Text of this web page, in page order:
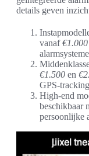
details geven
vanaf€1.000
€1.500 en
GPS-
High-end
beschikbaar
persoonlijke